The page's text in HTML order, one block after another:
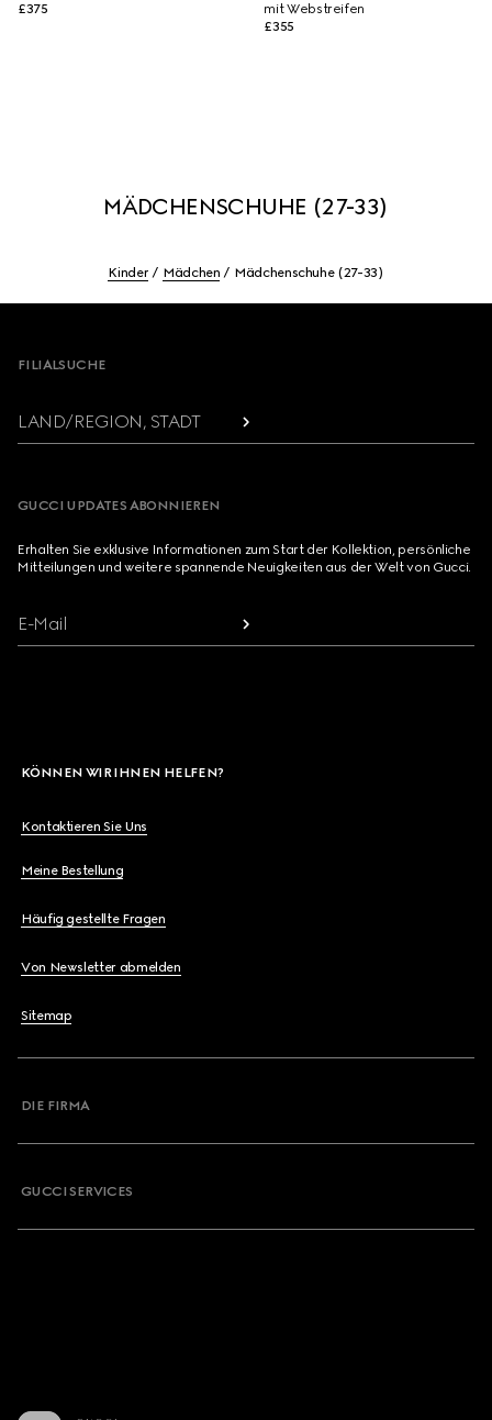
£375
mit Webstreifen
£355
MÄDCHENSCHUHE (27-33)
Kinder Mädchen Mädchenschuhe (27-33)
FILIALSUCHE
LAND/REGION, STADT
GUCCI UPDATES ABONNIEREN
Erhalten Sie exklusive Informationen zum Start der Kollektion, persönliche
Mitteilungen und weitere spannende Neuigkeiten aus der Welt von Gucci.
E-Mail
KÖNNEN WIR IHNEN HELFEN?
Kontaktieren Sie Uns
Meine Bestellung
Häufig gestellte Fragen
Von Newsletter abmelden
Sitemap
DIE FIRMA
GUCCI SERVICES